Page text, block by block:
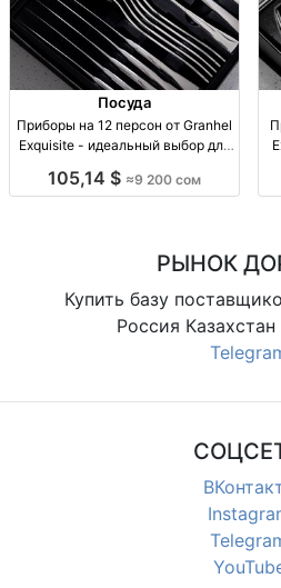
Посуда
Приборы на 12 персон от Granhel
Exquisite - идеальный выбор для
на 12 персон Granhel Exquisite,
105,14 $ ≈9 200 сом
РЫНОК
Купить базу
Россия Казахстан